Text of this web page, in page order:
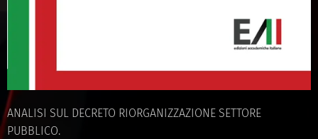
ANALISI SUL DECRETO RIORGANIZZAZIONE SETTORE
PUBBLICO.